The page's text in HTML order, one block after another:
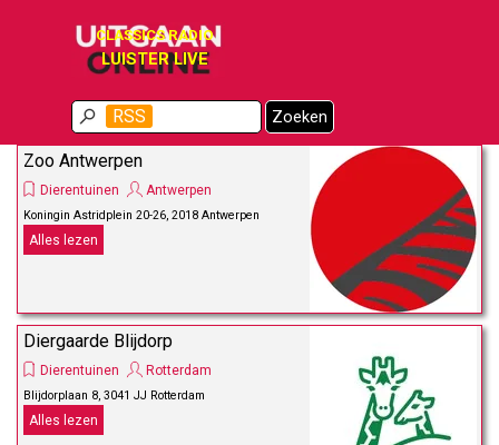
CLASSICS RADIO
LUISTER LIVE
Zoeken
RSS
Menu overslaan
Zoo Antwerpen
Dierentuinen Antwerpen
Koningin Astridplein 20-26, 2018 Antwerpen
Alles lezen
Diergaarde Blijdorp
Dierentuinen Rotterdam
Blijdorplaan 8, 3041 JJ Rotterdam
Alles lezen